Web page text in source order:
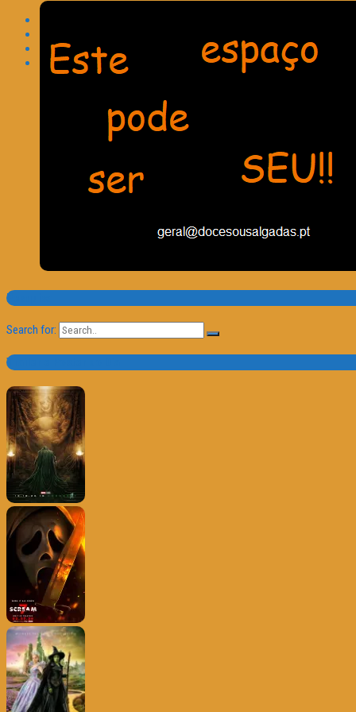
Pesquisa
Search for:
Trailer e Poster do Dia